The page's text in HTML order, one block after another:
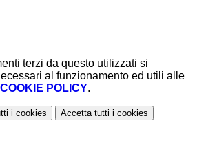
terzi da questo utilizzati si
al funzionamento ed utili alle
COOKIE POLICY.
i cookies Accetta tutti i cookies